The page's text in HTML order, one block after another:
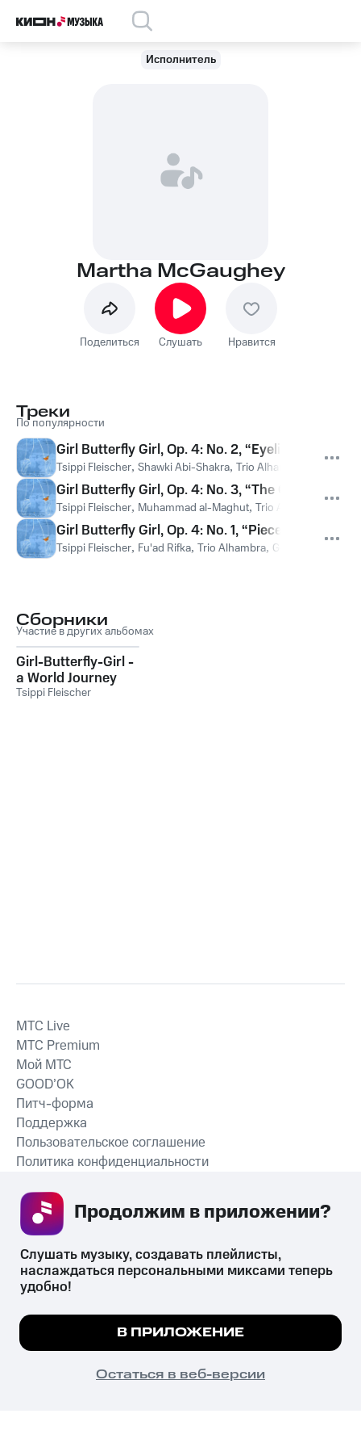
Исполнитель
Martha McGaughey
Поделиться Слушать Нравится
Треки
По популярности
Girl Butterfly Girl, Op. 4: No. 2, “Eyelids” –
Tsippi Fleischer, Shawki Abi-Shakra, Trio Alhambra
Girl Butterfly Girl, Op. 4: No. 3, “The Coffin with
Tsippi Fleischer, Muhammad al-Maghut, Trio Alhambra
Girl Butterfly Girl, Op. 4: No. 1, “Piece of Earth”
Tsippi Fleischer, Fu'ad Rifka, Trio Alhambra, George Mgrdician
Сборники
Участие в других альбомах
Girl-Butterfly-Girl -
a World Journey
Tsippi Fleischer
СКАЧАТЬ ПРИЛОЖЕНИЕ
MTС Live
MTС Premium
Мой МТС
GOOD’OK
Питч-форма
Поддержка
Пользовательское соглашение
Политика конфиденциальности
психотропных веществ, их аналогов причиняет вред здоровью,
их незаконный оборот запрещён и влечёт установленную
законодательством ответственность.
© 2026 ООО «КИОН».
Все права защищены
Мы используем куки, чтобы на сайте все
Подробнее
ПОНЯТНО
Слушать музыку, создавать плейлисты,
наслаждаться персональными миксами теперь
удобно!
В ПРИЛОЖЕНИЕ
Остаться в веб-версии